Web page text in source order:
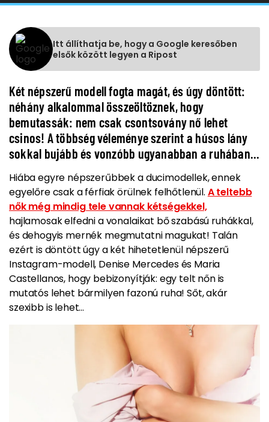
Itt állíthatja be, hogy a Google keresőben
elsők között legyen a Ripost
Két népszerű modell fogta magát, és úgy döntött:
néhány alkalommal összeöltöznek, hogy
bemutassák: nem csak csontsovány nő lehet
csinos! A többség véleménye szerint a húsos lány
sokkal bujább és vonzóbb ugyanabban a ruhában...
Hiába egyre népszerűbbek a ducimodellek, ennek
egyelőre csak a férfiak örülnek felhőtlenül. A teltebb
nők még mindig tele vannak kétségekkel,
hajlamosak elfedni a vonalaikat bő szabású ruhákkal,
és dehogyis mernék megmutatni magukat! Talán
ezért is döntött úgy a két hihetetlenül népszerű
Instagram-modell, Denise Mercedes és Maria
Castellanos, hogy bebizonyítják: egy telt nőn is
mutatós lehet bármilyen fazonú ruha! Sőt, akár
szexibb is lehet…